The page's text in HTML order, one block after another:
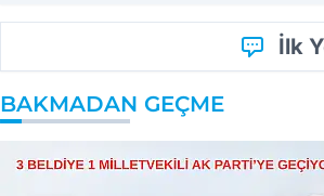
İlk
BAKMADAN GEÇME